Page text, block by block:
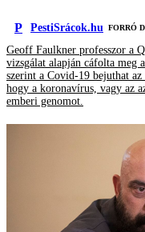
P PestiSrácok.hu FORRÓ
Geoff Faulkner professzor a
vizsgálat alapján cáfolta meg
szerint a Covid-19 bejuthat
hogy a koronavírus, vagy az
emberi genomot.